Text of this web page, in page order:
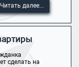
Читать далее...
сделать на